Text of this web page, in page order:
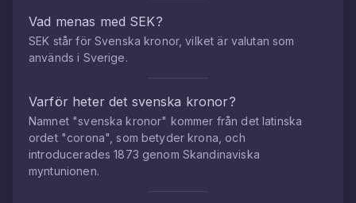
Vad menas med SEK?
SEK står för Svenska kronor, vilket är valutan som
används i Sverige.
Varför heter det svenska kronor?
Namnet "svenska kronor" kommer från det latinska
ordet "corona", som betyder krona, och
introducerades 1873 genom Skandinaviska
myntunionen.